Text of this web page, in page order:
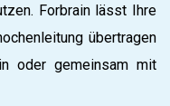
Forbrain lässt Ihre
übertragen
oder gemeinsam mit